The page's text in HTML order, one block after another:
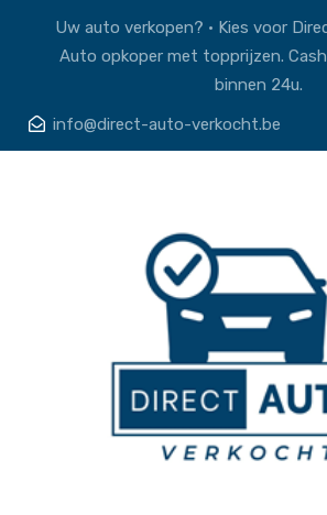
Uw auto verkopen? • Kies voor
Auto opkoper met topprijzen.
binnen 24u.
info@direct-auto-verkocht.be